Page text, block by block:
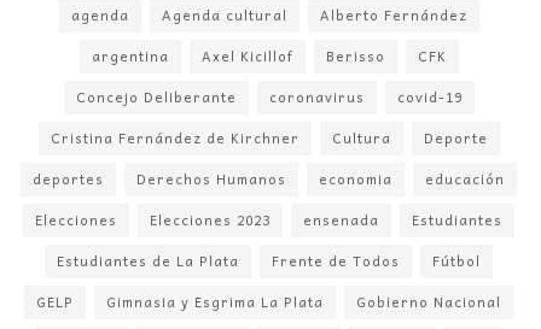
agenda Agenda cultural
Alberto Fernández
argentina
Axel Kicillof Berisso
CFK
Concejo Deliberante
coronavirus
covid-19
Cristina Fernández de Kirchner
Cultura
Deporte
deportes
Derechos Humanos economia
educación
Elecciones
Elecciones 2023 ensenada
Estudiantes
Estudiantes de La Plata
Frente de Todos
Fútbol
GELP
Gimnasia y Esgrima La Plata
Gobierno Nacional